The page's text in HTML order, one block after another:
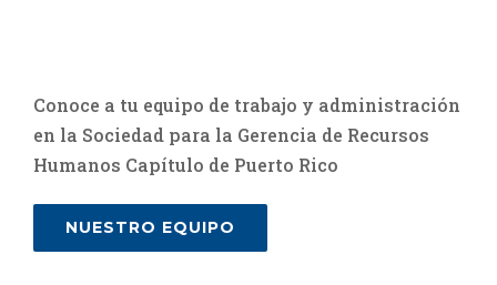
Conoce a tu equipo de trabajo y administración
en la Sociedad para la Gerencia de Recursos
Humanos Capítulo de Puerto Rico
NUESTRO EQUIPO